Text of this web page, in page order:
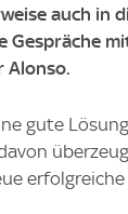
auch in
Gespräche
Alonso.
gute